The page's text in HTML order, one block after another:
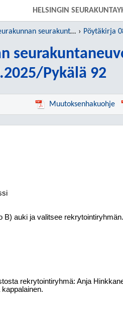
PÄÄSISÄLTÖÖN
HELSINGIN
seurakuntaneuvosto Pöytäkirja
Pykälä 92
Muutoksenhakuohje
B) auki ja valitsee rekrytointiryhmän.
rekrytointiryhmä: Anja